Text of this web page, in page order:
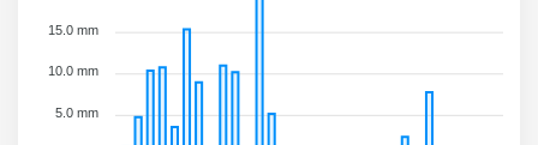
15.0 mm
10.0 mm
5.0 mm